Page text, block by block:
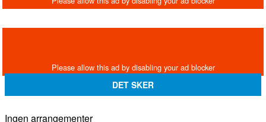
DET SKER
Ingen arrangementer